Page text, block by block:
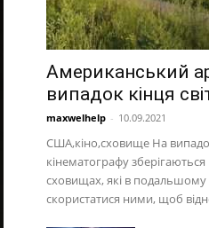
Американський
випадок кінця
maxwelhelp - 10.09.2021
США,кіно,сховище На
кінематографу
сховищах, які в подальшому
скористатися ними, щоб